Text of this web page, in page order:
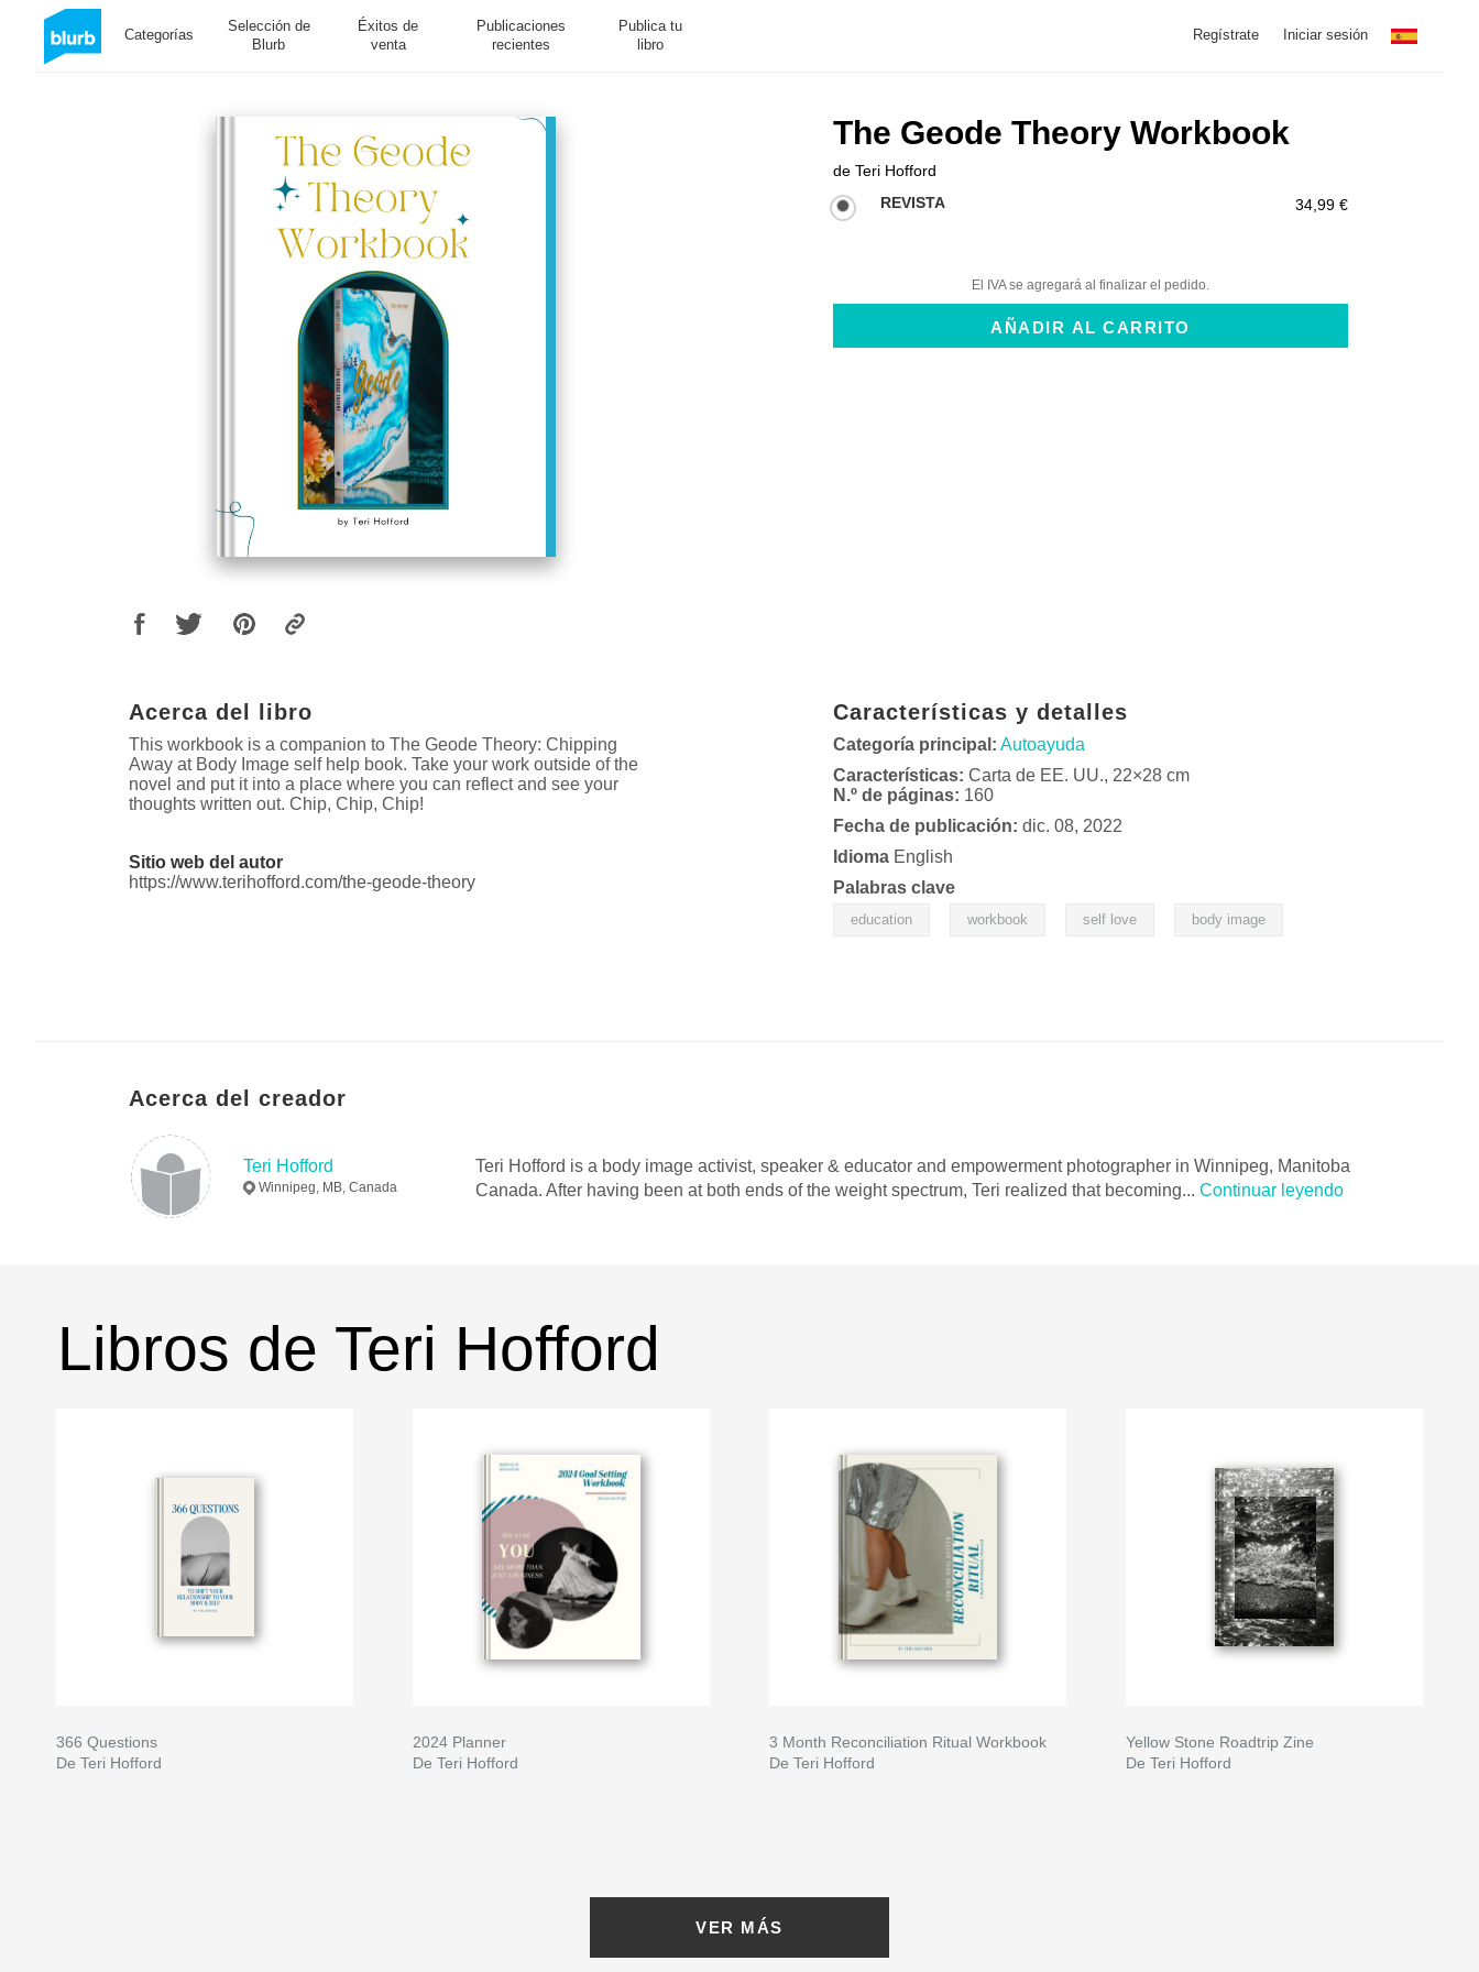
Categorías
Selección de
Blurb
Éxitos de
venta
Publicaciones
recientes
Publica tu
libro
Regístrate Iniciar sesión
The Geode Theory Workbook
de Teri Hofford
REVISTA
34,99 €
El IVA se agregará al finalizar el pedido.
Acerca del libro
This workbook is a companion to The Geode Theory: Chipping
Away at Body Image self help book. Take your work outside of the
novel and put it into a place where you can reflect and see your
thoughts written out. Chip, Chip, Chip!
Sitio web del autor
https://www.terihofford.com/the-geode-theory
Características y detalles
Categoría principal: Autoayuda
Características:Carta de EE. UU., 22×28 cm
N.º de páginas: 160
Fecha de publicación: dic. 08, 2022
Idioma English
Palabras clave
education workbook self love body image
Acerca del creador
Teri Hofford
Winnipeg, MB, Canada
Teri Hofford is a body image activist, speaker & educator and empowerment photographer in Winnipeg, Manitoba
Canada. After having been at both ends of the weight spectrum, Teri realized that becoming... Continuar leyendo
Libros de Teri Hofford
366 Questions
De Teri Hofford
2024 Planner
De Teri Hofford
3 Month Reconciliation Ritual Workbook
De Teri Hofford
Yellow Stone Roadtrip Zine
De Teri Hofford
VER MÁS